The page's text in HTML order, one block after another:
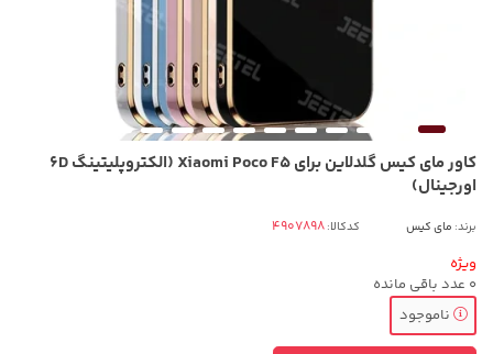
کاور مای کیس گلدلاین برای Xiaomi Poco F5 (الکتروپلیتینگ 6D
اورجینال)
برند: مای کیس کدکالا:
ویژه
0 عدد باقی مانده
ناموجود